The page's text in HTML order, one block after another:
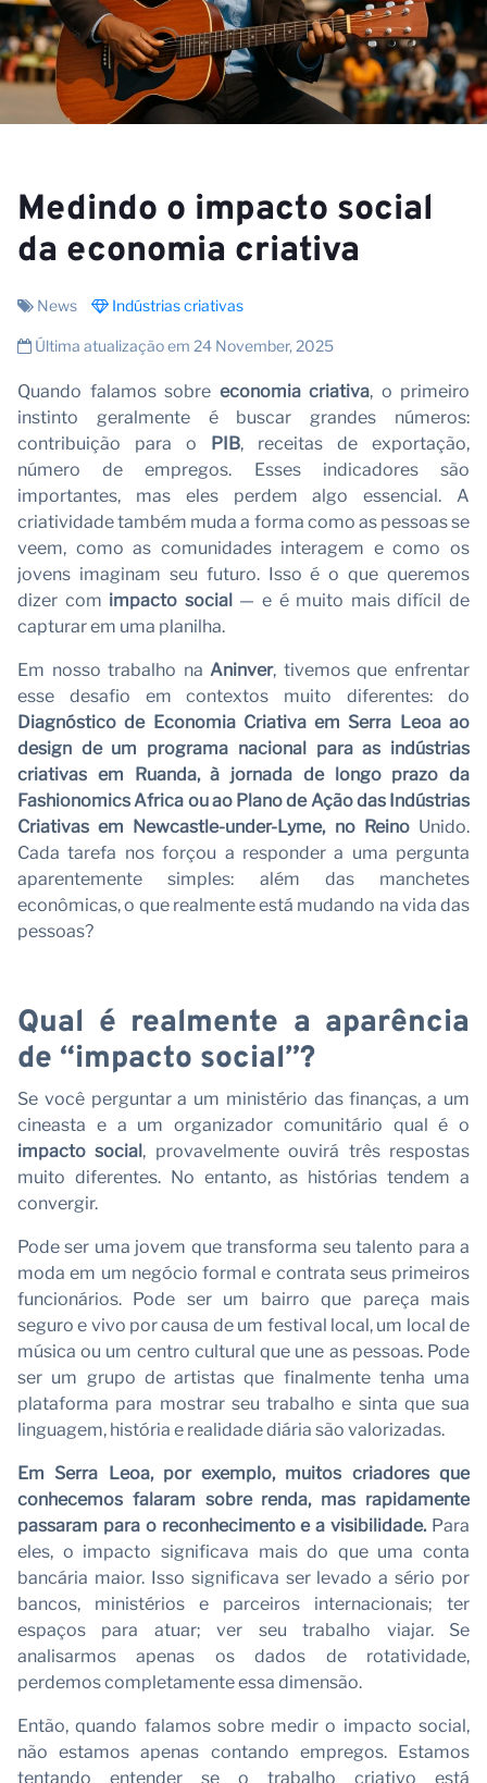
Medindo o impacto social
da economia criativa
News Indústrias criativas
Última atualização em 24 November, 2025
Quando falamos sobre economia criativa, o primeiro
instinto geralmente é buscar grandes números:
contribuição para o PIB, receitas de exportação,
número de empregos. Esses indicadores são
importantes, mas eles perdem algo essencial. A
criatividade também muda a forma como as pessoas se
veem, como as comunidades interagem e como os
jovens imaginam seu futuro. Isso é o que queremos
dizer com impacto social— e é muito mais difícil de
capturar em uma planilha.
Em nosso trabalho na Aninver, tivemos que enfrentar
esse desafio em contextos muito diferentes: do
Diagnóstico de Economia Criativa em Serra Leoa ao
design de um programa nacional para as indústrias
criativas em Ruanda, à jornada de longo prazo da
Fashionomics Africa ou ao Plano de Ação das Indústrias
Criativas em Newcastle-under-Lyme, no ReinoUnido.
Cada tarefa nos forçou a responder a uma pergunta
aparentemente simples: além das manchetes
econômicas, o que realmente está mudando na vida das
pessoas?
Qual é realmente a aparência
de “impacto social”?
Se você perguntar a um ministério das finanças, a um
cineasta e a um organizador comunitário qual é o
impacto social, provavelmente ouvirá três respostas
muito diferentes. No entanto, as histórias tendem a
convergir.
Pode ser uma jovem que transforma seu talento para a
moda em um negócio formal e contrata seus primeiros
funcionários. Pode ser um bairro que pareça mais
seguro e vivo por causa de um festival local, um local de
música ou um centro cultural que une as pessoas. Pode
ser um grupo de artistas que finalmente tenha uma
plataforma para mostrar seu trabalho e sinta que sua
linguagem, história e realidade diária são valorizadas.
Em Serra Leoa, por exemplo, muitos criadores que
conhecemos falaram sobre renda, mas rapidamente
passaram para o reconhecimentoe a visibilidade.Para
eles, o impacto significava mais do que uma conta
bancária maior. Isso significava ser levado a sério por
bancos, ministérios e parceiros internacionais; ter
espaços para atuar; ver seu trabalho viajar. Se
analisarmos apenas os dados de rotatividade,
perdemos completamente essa dimensão.
Então, quando falamos sobre medir o impacto social,
não estamos apenas contando empregos. Estamos
tentando entender se o trabalho criativo está